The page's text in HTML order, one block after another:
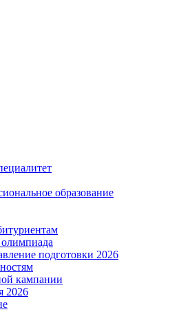
образование
подготовки 2026
кампании
2026